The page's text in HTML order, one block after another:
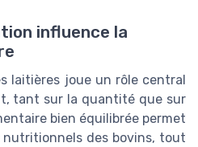
influence la
laitières joue un rôle central
tant sur la quantité que sur
bien équilibrée permet
nutritionnels des bovins, tout